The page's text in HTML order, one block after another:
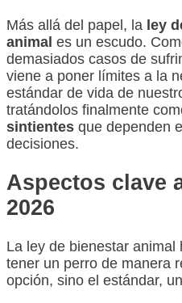
Más allá del papel, la ley
animal es un escudo.
demasiados casos de
viene a poner límites a la
estándar de vida de
tratándolos finalmente
sintientes que dependen
decisiones.
Aspectos clave
2026
La ley de bienestar
tener un perro de manera
opción, sino el estándar,